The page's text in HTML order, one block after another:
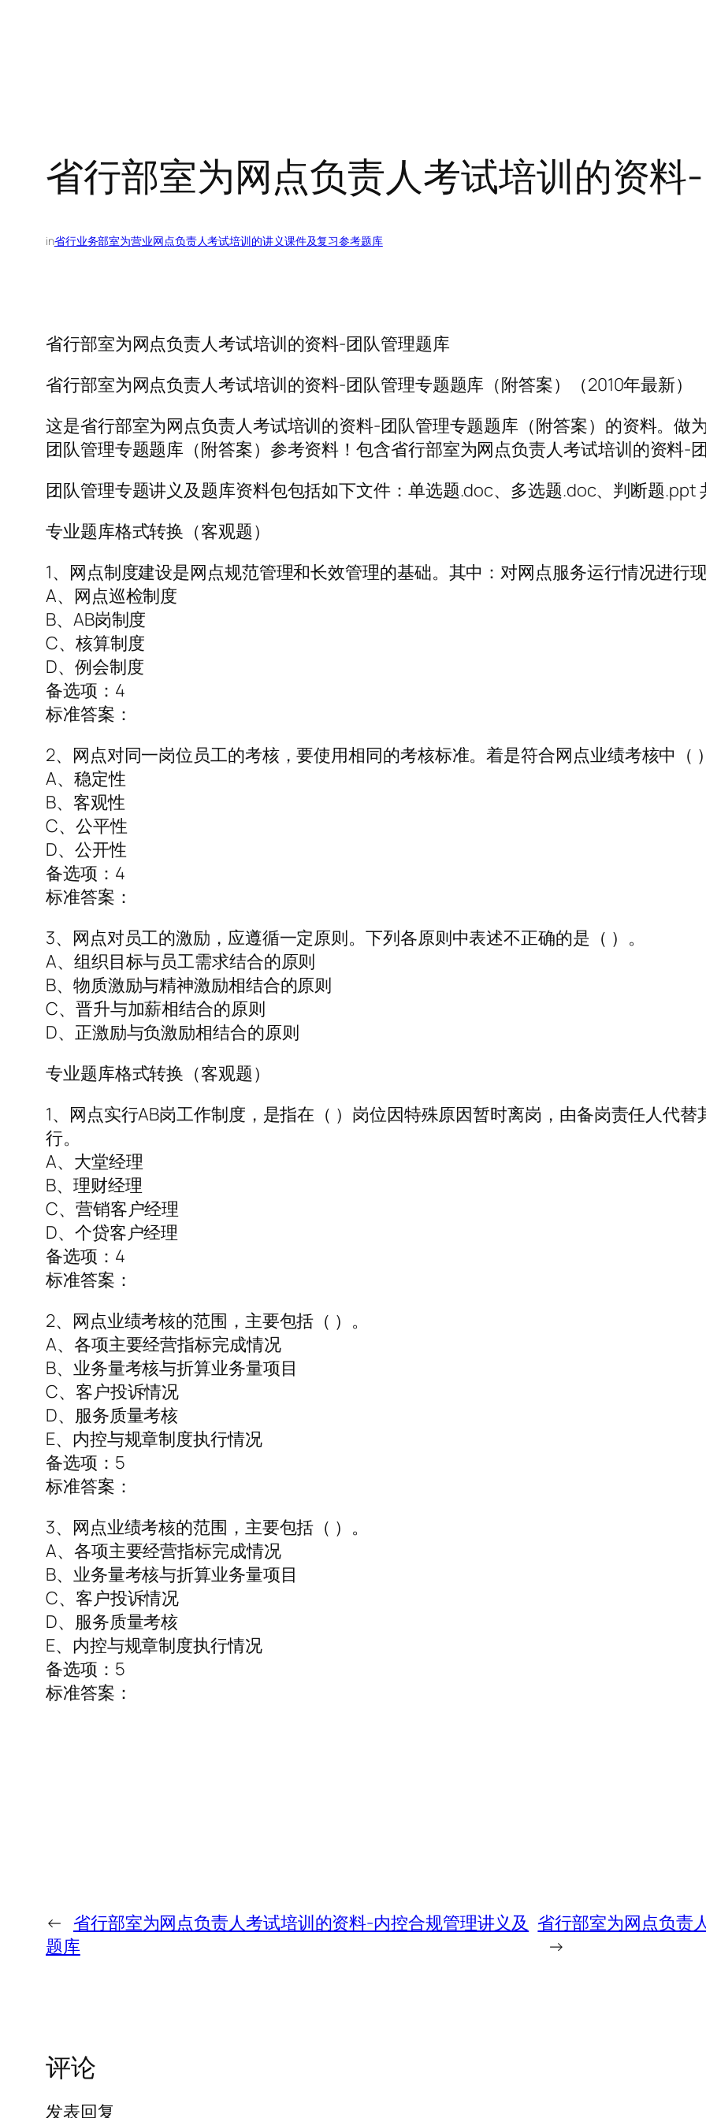
省行部室为网点负责人考试培训的资料
in省行业务部室为营业网点负责人考试培训的讲义课件及复习参考题库
省行部室为网点负责人考试培训的资料-团队管理题库
省行部室为网点负责人考试培训的资料-团队管理专题题库（附答案）（2010年最新）
这是省行部室为网点负责人考试培训的资料-团队管理专题题库（附答案）的资料。做
团队管理专题题库（附答案）参考资料！包含省行部室为网点负责人考试培训的资料-
团队管理专题讲义及题库资料包包括如下文件：单选题.doc、多选题.doc、判断题.ppt
专业题库格式转换（客观题）
1、网点制度建设是网点规范管理和长效管理的基础。其中：对网点服务运行情况进行
A、网点巡检制度
B、AB岗制度
C、核算制度
D、例会制度
备选项：4
标准答案：
2、网点对同一岗位员工的考核，要使用相同的考核标准。着是符合网点业绩考核中（
A、稳定性
B、客观性
C、公平性
D、公开性
备选项：4
标准答案：
3、网点对员工的激励，应遵循一定原则。下列各原则中表述不正确的是（ ）。
A、组织目标与员工需求结合的原则
B、物质激励与精神激励相结合的原则
C、晋升与加薪相结合的原则
D、正激励与负激励相结合的原则
专业题库格式转换（客观题）
1、网点实行AB岗工作制度，是指在（ ）岗位因特殊原因暂时离岗，由备岗责任人代
行。
A、大堂经理
B、理财经理
C、营销客户经理
D、个贷客户经理
备选项：4
标准答案：
2、网点业绩考核的范围，主要包括（ ）。
A、各项主要经营指标完成情况
B、业务量考核与折算业务量项目
C、客户投诉情况
D、服务质量考核
E、内控与规章制度执行情况
备选项：5
标准答案：
3、网点业绩考核的范围，主要包括（ ）。
A、各项主要经营指标完成情况
B、业务量考核与折算业务量项目
C、客户投诉情况
D、服务质量考核
E、内控与规章制度执行情况
备选项：5
标准答案：
← 省行部室为网点负责人考试培训的资料-内控合规管理讲义及
题库
省行部室为网点负责
→
评论
发表回复